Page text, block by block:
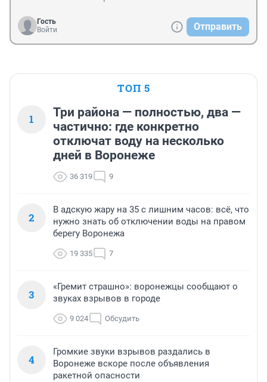
Гость
Войти
Отправить
ТОП 5
1
Три района — полностью, два —
частично: где конкретно
отключат воду на несколько
дней в Воронеже
36 319 9
2
В адскую жару на 35 с лишним часов: всё, что
нужно знать об отключении воды на правом
берегу Воронежа
19 335 7
3
«Гремит страшно»: воронежцы сообщают о
звуках взрывов в городе
9 024 Обсудить
4
Громкие звуки взрывов раздались в
Воронеже вскоре после объявления
ракетной опасности